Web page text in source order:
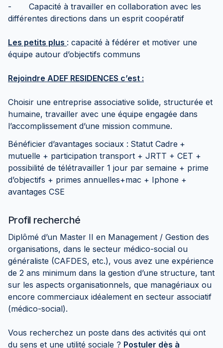
- Capacité à travailler en collaboration avec les
différentes directions dans un esprit coopératif
Les petits plus : capacité à fédérer et motiver une
équipe autour d’objectifs communs
Rejoindre ADEF RESIDENCES c’est :
Choisir une entreprise associative solide, structurée et
humaine, travailler avec une équipe engagée dans
l’accomplissement d’une mission commune.
Bénéficier d’avantages sociaux : Statut Cadre +
mutuelle + participation transport + JRTT + CET +
possibilité de télétravailler 1 jour par semaine + prime
d’objectifs + primes annuelles+mac + Iphone +
avantages CSE
Profil recherché
Diplômé d’un Master II en Management / Gestion des
organisations, dans le secteur médico-social ou
généraliste (CAFDES, etc.), vous avez une expérience
de 2 ans minimum dans la gestion d’une structure, tant
sur les aspects organisationnels, que managériaux ou
encore commerciaux idéalement en secteur associatif
(médico-social).
Vous recherchez un poste dans des activités qui ont
du sens et une utilité sociale ? Postuler dès à